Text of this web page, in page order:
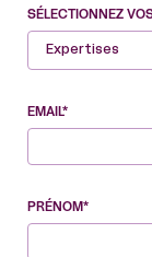
SÉLECTIONNEZ
Expertises
EMAIL*
PRÉNOM*